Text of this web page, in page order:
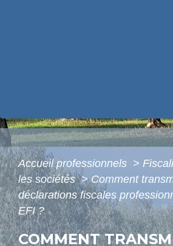
Accueil professionnels >
les sociétés> Comment
déclarations fiscales
EFI ?
COMMENT